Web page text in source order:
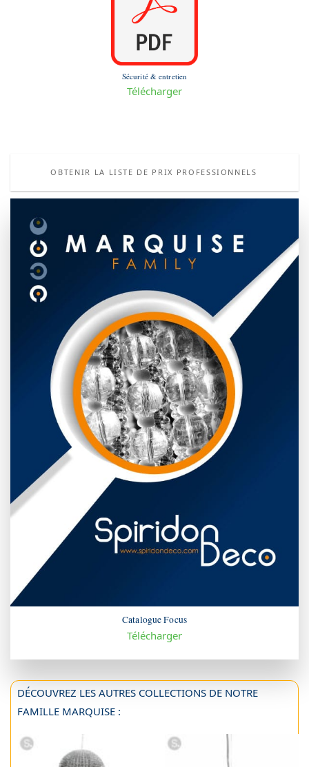
Sécurité & entretien
Télécharger
OBTENIR LA LISTE DE PRIX PROFESSIONNELS
Catalogue Focus
Télécharger
DÉCOUVREZ LES AUTRES COLLECTIONS DE NOTRE
FAMILLE MARQUISE :